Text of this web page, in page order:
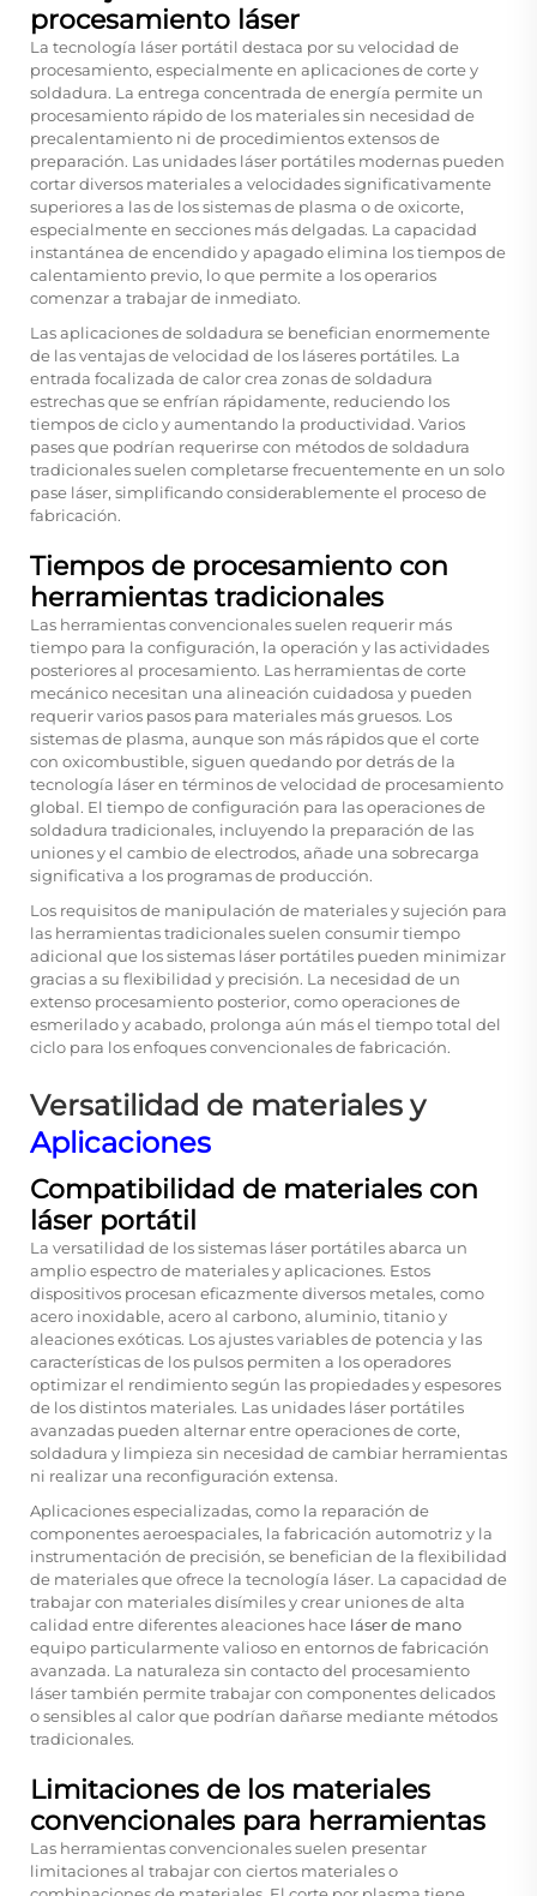
procesamiento láser
La tecnología láser portátil destaca por su velocidad de
procesamiento, especialmente en aplicaciones de corte y
soldadura. La entrega concentrada de energía permite un
procesamiento rápido de los materiales sin necesidad de
precalentamiento ni de procedimientos extensos de
preparación. Las unidades láser portátiles modernas pueden
cortar diversos materiales a velocidades significativamente
superiores a las de los sistemas de plasma o de oxicorte,
especialmente en secciones más delgadas. La capacidad
instantánea de encendido y apagado elimina los tiempos de
calentamiento previo, lo que permite a los operarios
comenzar a trabajar de inmediato.
Las aplicaciones de soldadura se benefician enormemente
de las ventajas de velocidad de los láseres portátiles. La
entrada focalizada de calor crea zonas de soldadura
estrechas que se enfrían rápidamente, reduciendo los
tiempos de ciclo y aumentando la productividad. Varios
pases que podrían requerirse con métodos de soldadura
tradicionales suelen completarse frecuentemente en un solo
pase láser, simplificando considerablemente el proceso de
fabricación.
Tiempos de procesamiento con
herramientas tradicionales
Las herramientas convencionales suelen requerir más
tiempo para la configuración, la operación y las actividades
posteriores al procesamiento. Las herramientas de corte
mecánico necesitan una alineación cuidadosa y pueden
requerir varios pasos para materiales más gruesos. Los
sistemas de plasma, aunque son más rápidos que el corte
con oxicombustible, siguen quedando por detrás de la
tecnología láser en términos de velocidad de procesamiento
global. El tiempo de configuración para las operaciones de
soldadura tradicionales, incluyendo la preparación de las
uniones y el cambio de electrodos, añade una sobrecarga
significativa a los programas de producción.
Los requisitos de manipulación de materiales y sujeción para
las herramientas tradicionales suelen consumir tiempo
adicional que los sistemas láser portátiles pueden minimizar
gracias a su flexibilidad y precisión. La necesidad de un
extenso procesamiento posterior, como operaciones de
esmerilado y acabado, prolonga aún más el tiempo total del
ciclo para los enfoques convencionales de fabricación.
Versatilidad de materiales y
Aplicaciones
Compatibilidad de materiales con
láser portátil
La versatilidad de los sistemas láser portátiles abarca un
amplio espectro de materiales y aplicaciones. Estos
dispositivos procesan eficazmente diversos metales, como
acero inoxidable, acero al carbono, aluminio, titanio y
aleaciones exóticas. Los ajustes variables de potencia y las
características de los pulsos permiten a los operadores
optimizar el rendimiento según las propiedades y espesores
de los distintos materiales. Las unidades láser portátiles
avanzadas pueden alternar entre operaciones de corte,
soldadura y limpieza sin necesidad de cambiar herramientas
ni realizar una reconfiguración extensa.
Aplicaciones especializadas, como la reparación de
componentes aeroespaciales, la fabricación automotriz y la
instrumentación de precisión, se benefician de la flexibilidad
de materiales que ofrece la tecnología láser. La capacidad de
trabajar con materiales disímiles y crear uniones de alta
calidad entre diferentes aleaciones hace láser de mano
equipo particularmente valioso en entornos de fabricación
avanzada. La naturaleza sin contacto del procesamiento
láser también permite trabajar con componentes delicados
o sensibles al calor que podrían dañarse mediante métodos
tradicionales.
Limitaciones de los materiales
convencionales para herramientas
Las herramientas convencionales suelen presentar
limitaciones al trabajar con ciertos materiales o